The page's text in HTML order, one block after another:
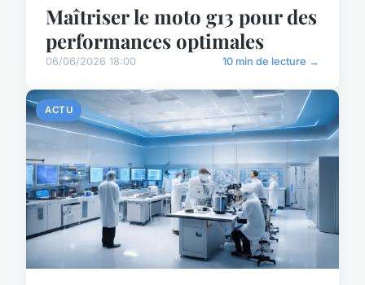
Maîtriser le moto g13 pour des
performances optimales
06/06/2026 18:00 10 min de lecture →
ACTU